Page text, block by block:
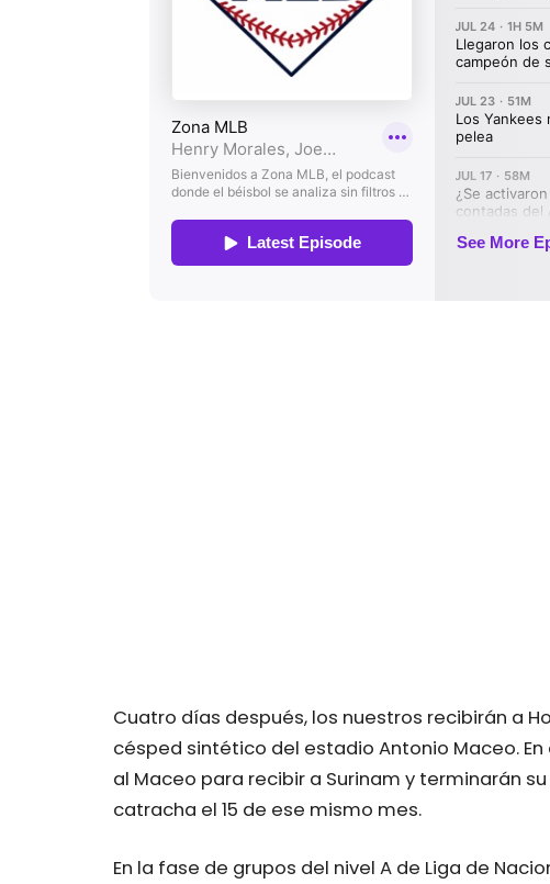
Cuatro días después, los nuestros recibirán a
césped sintético del estadio Antonio Maceo.
al Maceo para recibir a Surinam y terminarán
catracha el 15 de ese mismo mes.
En la fase de grupos del nivel A de Liga de